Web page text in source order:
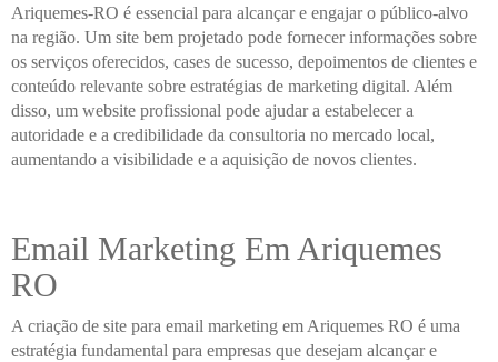
Ariquemes-RO é essencial para alcançar e engajar o público-alvo
na região. Um site bem projetado pode fornecer informações sobre
os serviços oferecidos, cases de sucesso, depoimentos de clientes e
conteúdo relevante sobre estratégias de marketing digital. Além
disso, um website profissional pode ajudar a estabelecer a
autoridade e a credibilidade da consultoria no mercado local,
aumentando a visibilidade e a aquisição de novos clientes.
Email Marketing Em Ariquemes
RO
A criação de site para email marketing em Ariquemes RO é uma
estratégia fundamental para empresas que desejam alcançar e